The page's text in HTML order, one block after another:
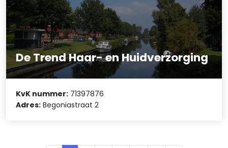
De Trend Haar- en Huidverzorging
KvK nummer: 71397876
Adres: Begoniastraat 2